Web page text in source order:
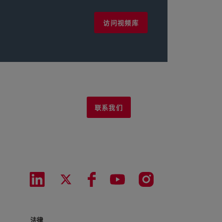
访问视频库
联系我们
法律